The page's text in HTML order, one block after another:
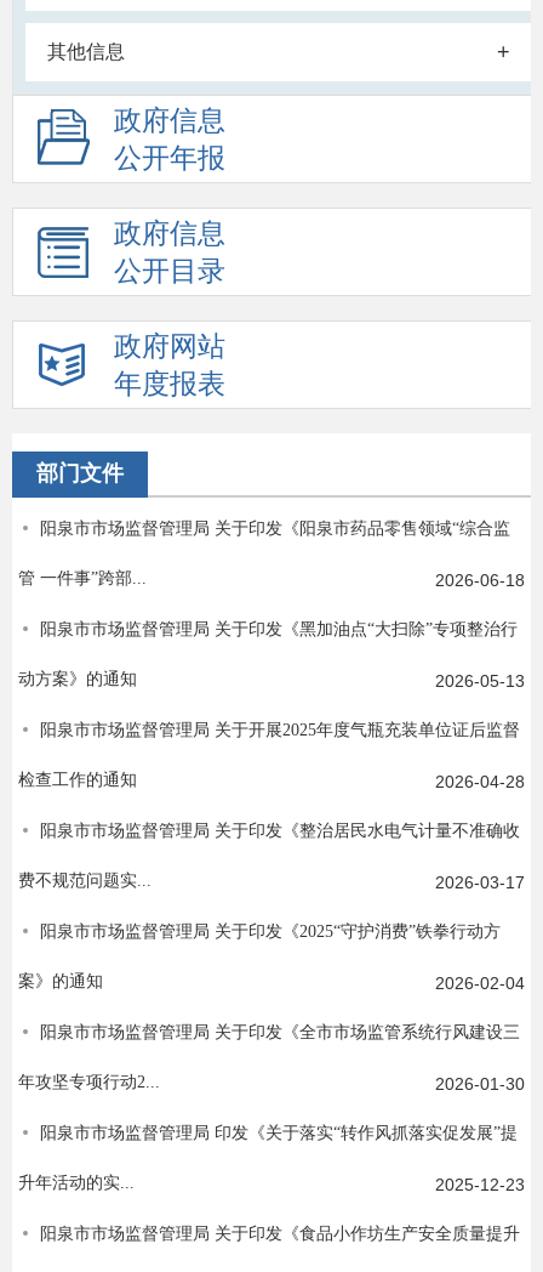
其他信息 +
政府信息
公开年报
政府信息
公开目录
政府网站
年度报表
部门文件
阳泉市市场监督管理局 关于印发《阳泉市药品零售领域“综合监
管 一件事”跨部... 2026-06-18
阳泉市市场监督管理局 关于印发《黑加油点“大扫除”专项整治行
动方案》的通知 2026-05-13
阳泉市市场监督管理局 关于开展2025年度气瓶充装单位证后监督
检查工作的通知 2026-04-28
阳泉市市场监督管理局 关于印发《整治居民水电气计量不准确收
费不规范问题实... 2026-03-17
阳泉市市场监督管理局 关于印发《2025“守护消费”铁拳行动方
案》的通知 2026-02-04
阳泉市市场监督管理局 关于印发《全市市场监管系统行风建设三
年攻坚专项行动2... 2026-01-30
阳泉市市场监督管理局 印发《关于落实“转作风抓落实促发展”提
升年活动的实... 2025-12-23
阳泉市市场监督管理局 关于印发《食品小作坊生产安全质量提升